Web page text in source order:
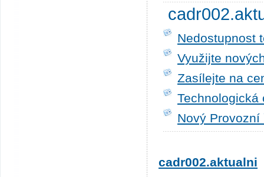
Nedostupnost
Využijte
Zasílejte na
Technologická
Nový
cadr002.aktualni